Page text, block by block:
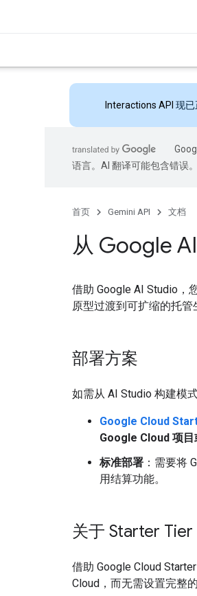
Interactions API 现已
语言。AI 翻译可能包含错误。
首页 Gemini API 文档
从 Google
借助 Google AI Studio，
原型过渡到可扩缩的托管
部署方案
如需从 AI Studio 构建模
Google Cloud
Google Cloud 项目
标准部署 ：需要将
用结算功能。
关于 Starter Tier
借助 Google Cloud
Cloud，而无需设置完整